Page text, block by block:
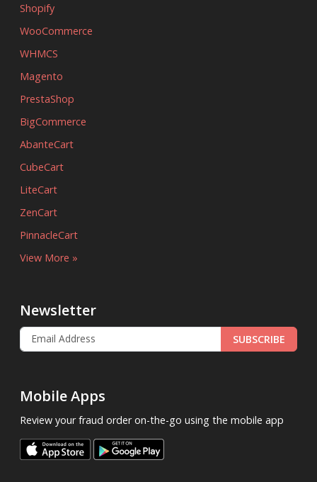
Shopify
WooCommerce
WHMCS
Magento
PrestaShop
BigCommerce
AbanteCart
CubeCart
LiteCart
ZenCart
PinnacleCart
View More »
Newsletter
SUBSCRIBE
Mobile Apps
Review your fraud order on-the-go using the mobile app